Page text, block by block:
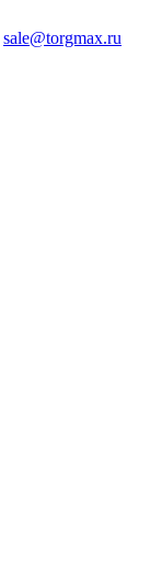
sale@torgmax.ru